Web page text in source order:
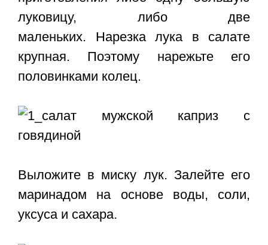
луковицу, либо две
маленьких. Нарезка лука в салате
крупная. Поэтому нарежьте его
половинками колец.
Выложите в миску лук. Залейте его
маринадом на основе воды, соли,
уксуса и сахара.